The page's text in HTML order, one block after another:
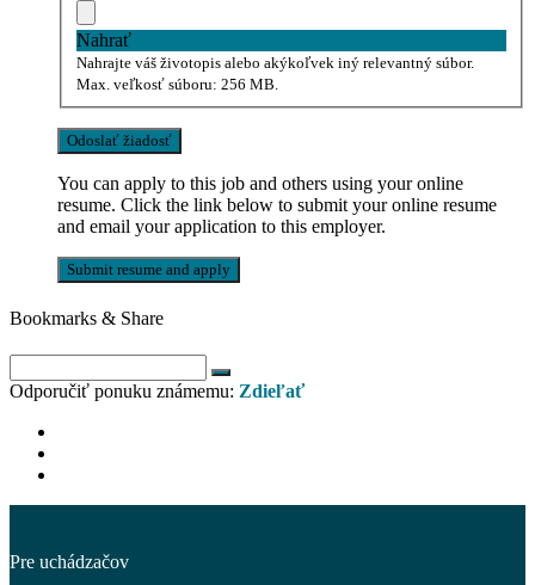
Nahrať
Nahrajte váš životopis alebo akýkoľvek iný relevantný súbor.
Max. veľkosť súboru: 256 MB.
You can apply to this job and others using your online
resume. Click the link below to submit your online resume
and email your application to this employer.
Bookmarks & Share
Odporučiť ponuku známemu: Zdieľať
Pre uchádzačov